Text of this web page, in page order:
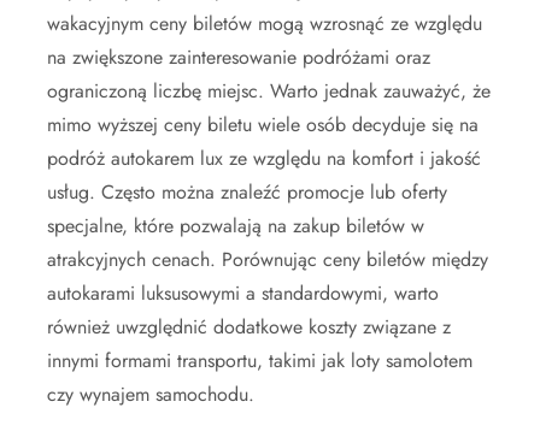
wakacyjnym ceny biletów mogą wzrosnąć ze względu
na zwiększone zainteresowanie podróżami oraz
ograniczoną liczbę miejsc. Warto jednak zauważyć, że
mimo wyższej ceny biletu wiele osób decyduje się na
podróż autokarem lux ze względu na komfort i jakość
usług. Często można znaleźć promocje lub oferty
specjalne, które pozwalają na zakup biletów w
atrakcyjnych cenach. Porównując ceny biletów między
autokarami luksusowymi a standardowymi, warto
również uwzględnić dodatkowe koszty związane z
innymi formami transportu, takimi jak loty samolotem
czy wynajem samochodu.